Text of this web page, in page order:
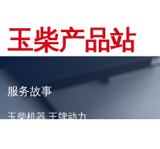
玉柴产品站
产品与解决方案
卡车动力
客车动力
工程机械动力
工业动力
整车
发电系统
产品3D展厅
全球服务支持
全球服务网络
服务理念
全球服务网络
海外服务网络
服务理念
服务理念与服务承诺
服务政策
我们的公司
关于我们
研发实力
服务故事
玉柴机器 王牌动力